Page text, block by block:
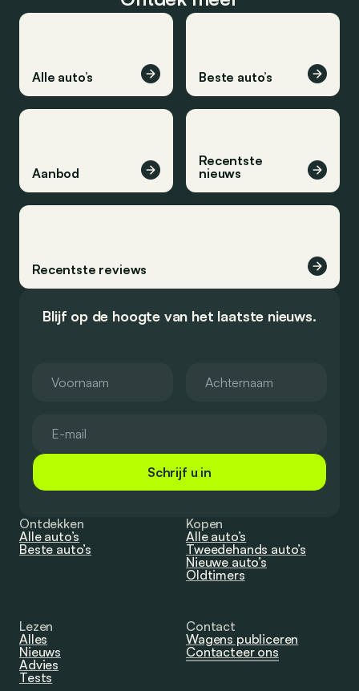
Alle auto’s Beste auto’s
Aanbod
Recentste
nieuws
Recentste reviews
Blijf op de hoogte van het laatste nieuws.
Schrijf u in
Ontdekken
Alle auto’s
Beste auto’s
Kopen
Alle auto’s
Tweedehands auto’s
Nieuwe auto’s
Oldtimers
Lezen
Alles
Nieuws
Advies
Tests
Contact
Wagens publiceren
Contacteer ons